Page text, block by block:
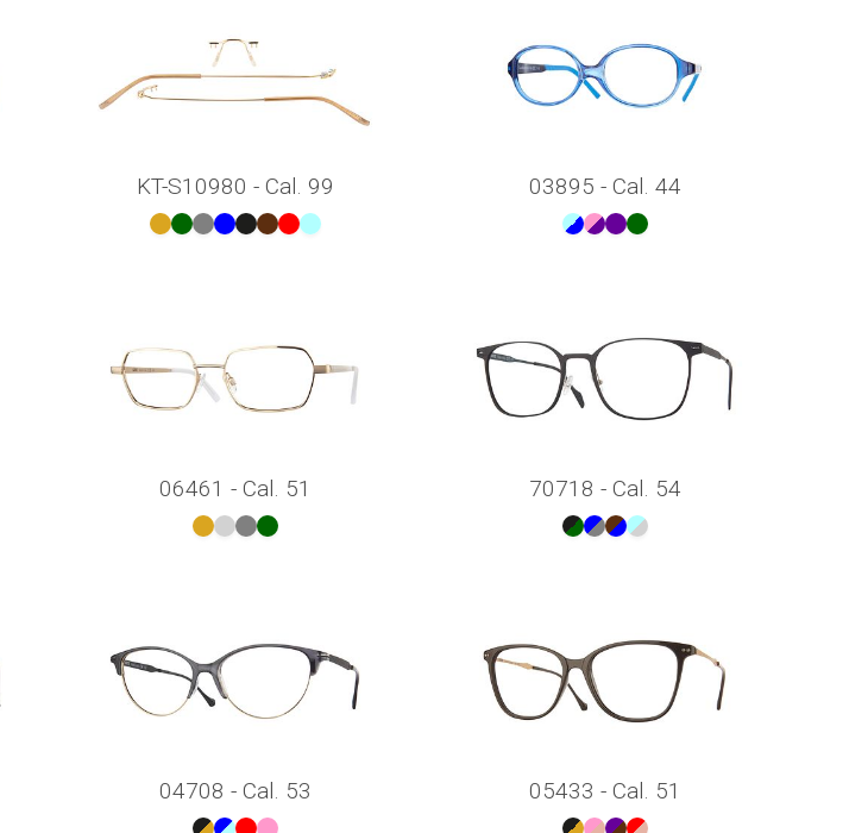
KT-S10980 - Cal. 99 03895 - Cal. 44
06461 - Cal. 51 70718 - Cal. 54
04708 - Cal. 53 05433 - Cal. 51